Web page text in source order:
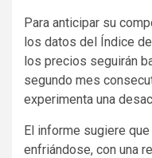
Para anticipar su
los datos del Índice
los precios seguirán
segundo mes
experimenta una
El informe sugiere
enfriándose, con una